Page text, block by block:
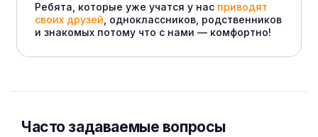
Ребята, которые уже учатся у нас приводят
своих друзей , одноклассников, родственников
и знакомых потому что с нами — комфортно!
Часто задаваемые вопросы